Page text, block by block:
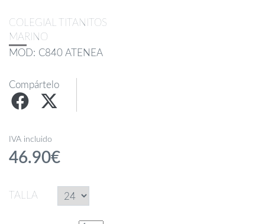
COLEGIAL TITANITOS
MARINO
MOD: C840 ATENEA
Compártelo
IVA incluido
46.90€
TALLA